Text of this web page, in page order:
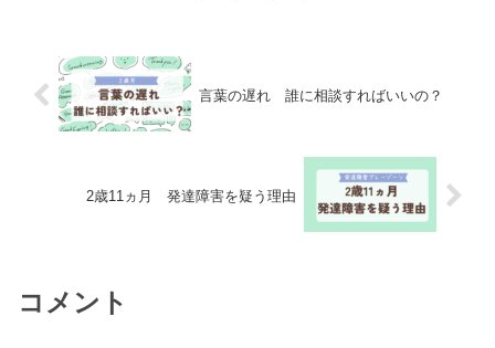
言葉の遅れ 誰に相談すればいいの？
2歳11ヵ月 発達障害を疑う理由
コメント